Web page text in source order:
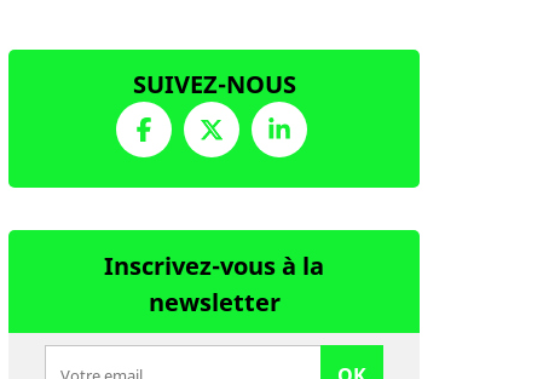
SUIVEZ-NOUS
Inscrivez-vous à la
newsletter